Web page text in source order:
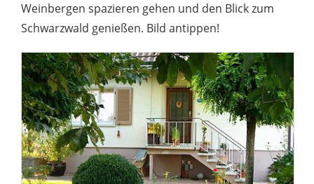
Weinbergen spazieren gehen und den Blick zum
Schwarzwald genießen. Bild antippen!